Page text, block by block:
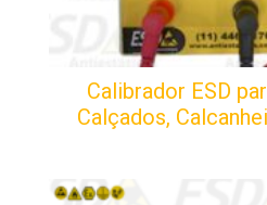
Calibrador ESD
Calçados,